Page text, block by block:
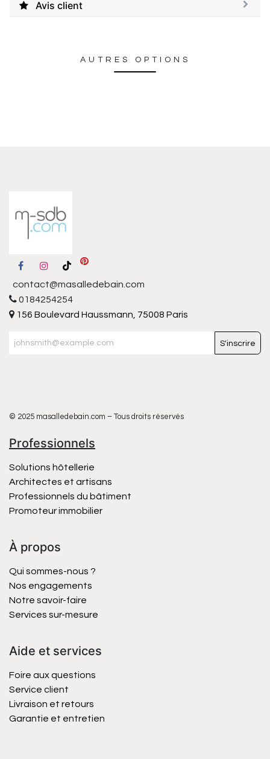
Avis client
AUTRES OPTIONS
contact@masalledebain.com
0184254254
156 Boulevard Haussmann, 75008 Paris
S'inscrire
© 2025 masalledebain.com – Tous droits réservés
Professionnels
Solutions hôtellerie
Architectes et artisans
Professionnels du bâtiment
Promoteur immobilier
À propos
Qui sommes-nous ?
Nos engagements
Notre savoir-faire
Services sur-mesure
Aide et services
Foire aux questions
Service client
Livraison et retours
Garantie et entretien